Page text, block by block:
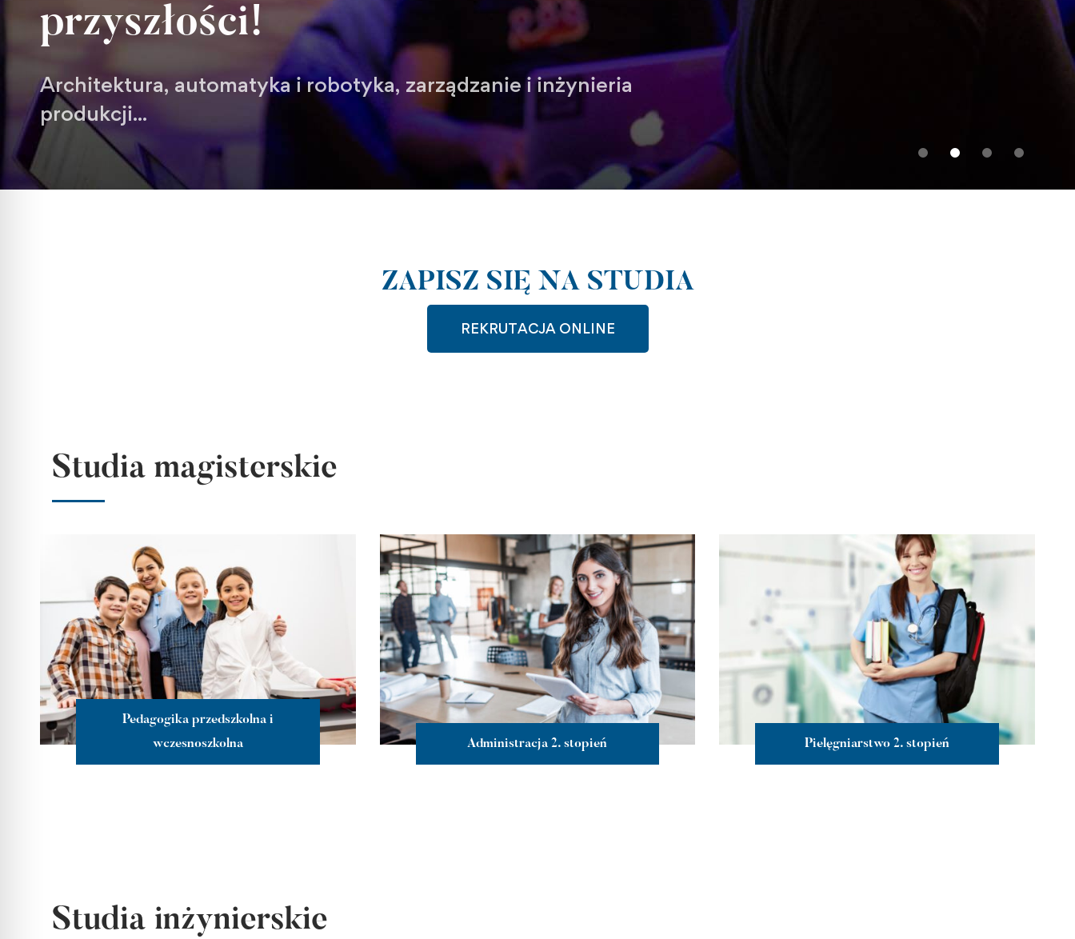
przyszłości!
Architektura, automatyka i robotyka, zarządzanie i inżynieria
produkcji...
ZAPISZ SIĘ NA STUDIA
REKRUTACJA ONLINE
Studia magisterskie
Pedagogika przedszkolna i
wczesnoszkolna
Administracja 2. stopień
więcej
Pielęgniarstwo 2. stopień
więcej
Studia inżynierskie